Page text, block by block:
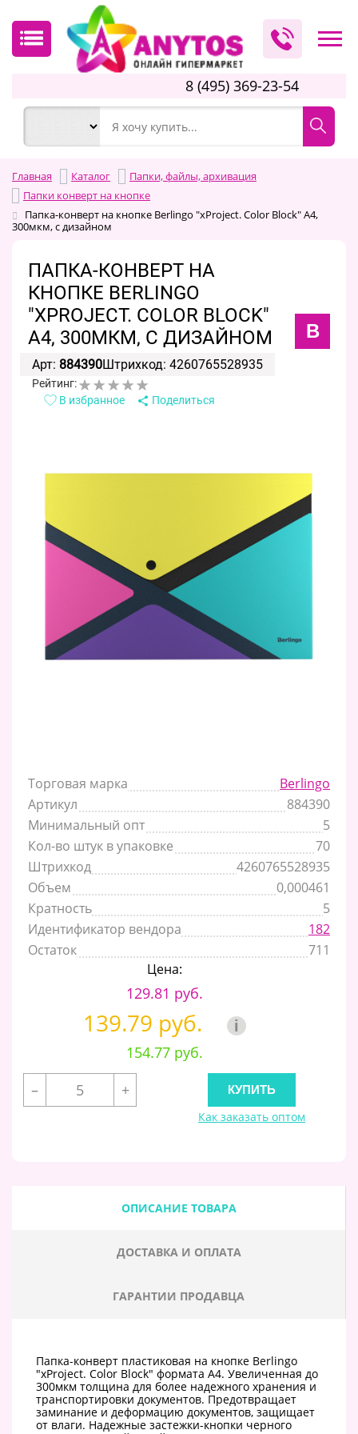
8 (495) 369-23-54
Главная Каталог
Папки, файлы, архивация
Папки конверт на кнопке
Папка-конверт на кнопке Berlingo "xProject. Color Block" А4,
300мкм, с дизайном
ПАПКА-КОНВЕРТ НА
КНОПКЕ BERLINGO
"XPROJECT. COLOR BLOCK"
А4, 300МКМ, С ДИЗАЙНОМ
B
Арт: 884390Штрихкод: 4260765528935
Рейтинг:
В избранное
Поделиться
Торговая марка
Berlingo
Артикул
884390
Минимальный опт
5
Кол-во штук в упаковке
70
Штрихкод
4260765528935
Объем
0,000461
Кратность
5
Идентификатор вендора
182
Остаток
711
Цена:
129.81 руб.
139.79 руб. i
154.77 руб.
–
+
Как заказать оптом
ОПИСАНИЕ ТОВАРА
ДОСТАВКА И ОПЛАТА
ГАРАНТИИ ПРОДАВЦА
Папка-конверт пластиковая на кнопке Berlingo
"xProject. Color Block" формата А4. Увеличенная до
300мкм толщина для более надежного хранения и
транспортировки документов. Предотвращает
заминание и деформацию документов, защищает
от влаги. Надежные застежки-кнопки черного